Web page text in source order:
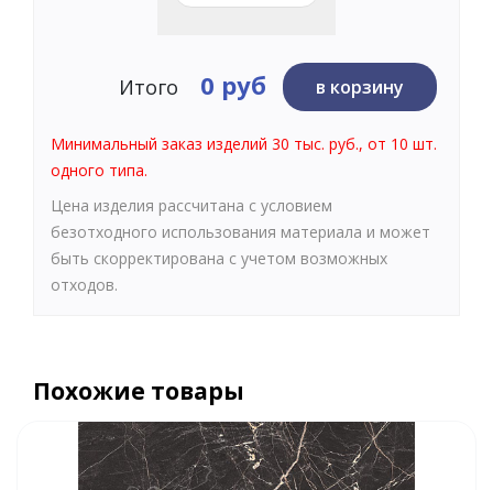
Итого 0 руб в корзину
Минимальный заказ изделий 30 тыс. руб., от 10 шт.
одного типа.
Цена изделия рассчитана с условием
безотходного использования материала и может
быть скорректирована с учетом возможных
отходов.
Похожие товары